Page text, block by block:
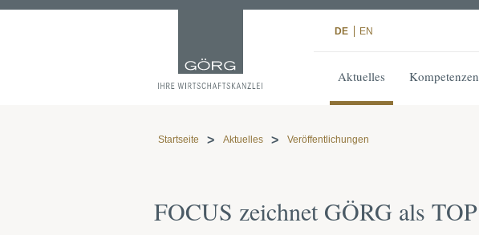
DE EN
Aktuelles Kompetenzen
Startseite Aktuelles Veröffentlichungen
FOCUS zeichnet GÖRG als